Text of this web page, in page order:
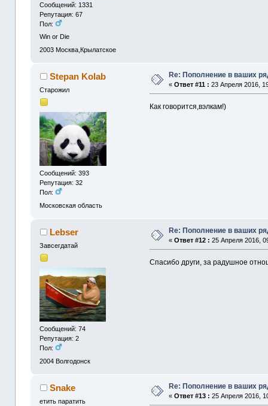
Сообщений: 1331
Репутация: 67
Пол:
Win or Die
2003 Москва,Крылатское
Stepan Kolab
Старожил
Сообщений: 393
Репутация: 32
Пол:
Московская область
Re: Пополнение в ваших
«Ответ #11 : 23 Апреля 2016,
Как говорится,вэлкам!)
Lebser
Завсегдатай
Сообщений: 74
Репутация: 2
Пол:
2004 Волгодонск
Re: Пополнение в ваших
«Ответ #12 : 25 Апреля 2016,
Спасибо други, за радушное
Snake
етить паратить
Re: Пополнение в ваших
«Ответ #13 : 25 Апреля 2016,